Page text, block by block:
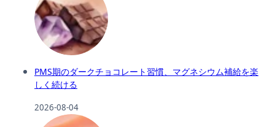
PMS期のダークチョコレート習慣、マグネシウム補給を楽
しく続ける
2026-08-04